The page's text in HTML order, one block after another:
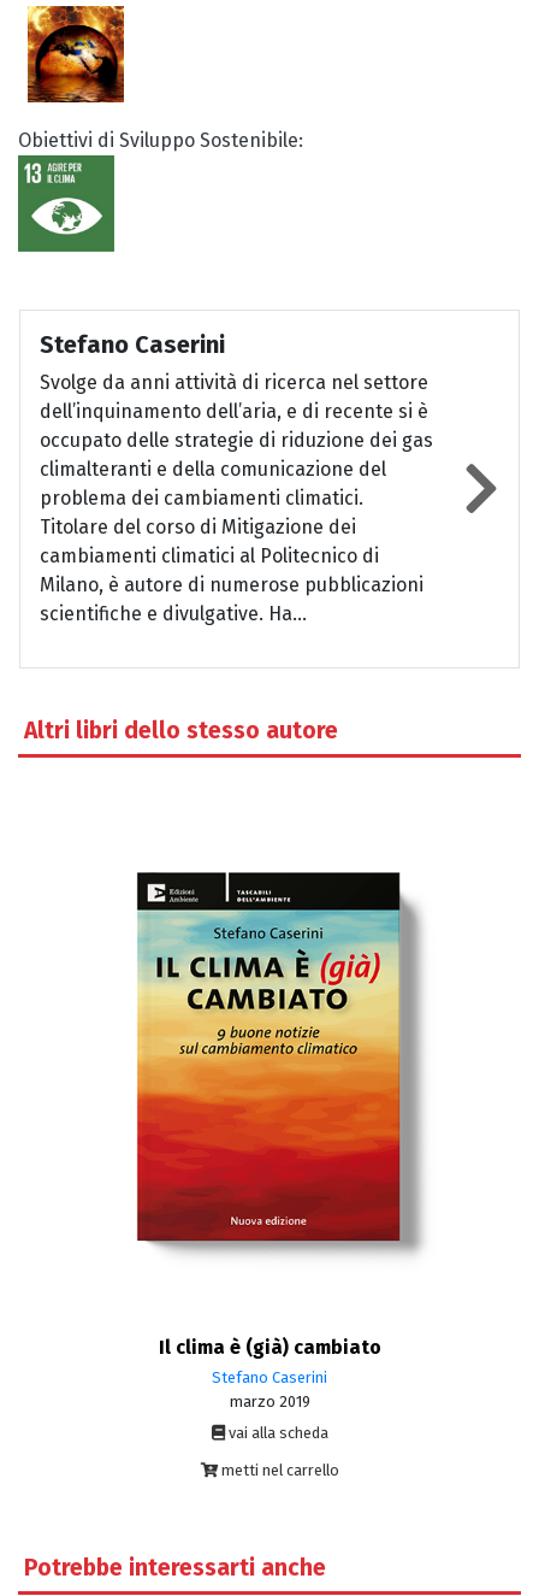
Obiettivi di Sviluppo Sostenibile:
Stefano Caserini
Svolge da anni attività di ricerca nel settore
dell’inquinamento dell’aria, e di recente si è
occupato delle strategie di riduzione dei gas
climalteranti e della comunicazione del
problema dei cambiamenti climatici.
Titolare del corso di Mitigazione dei
cambiamenti climatici al Politecnico di
Milano, è autore di numerose pubblicazioni
scientifiche e divulgative. Ha...
Altri libri dello stesso autore
Il clima è (già) cambiato
Stefano Caserini
marzo 2019
vai alla scheda
metti nel carrello
Potrebbe interessarti anche